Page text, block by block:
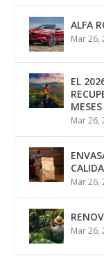
ALFA
Mar 26,
EL
Mar 26,
Mar 26,
Mar 26,